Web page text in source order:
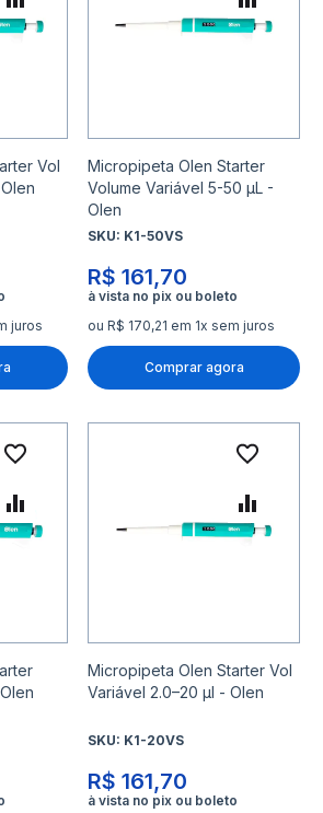
Vol
juros
Adicionar para Comparar
Micropipeta Olen Starter
Volume Variável 5-50 μL -
Olen
SKU: K1-50VS
R$ 161,70
ou R$ 170,21 em 1x sem juros
Comprar agora
Adicionar à lista de
Adicionar para Comparar
Micropipeta Olen Starter Vol
Variável 2.0–20 μl - Olen
SKU: K1-20VS
R$ 161,70